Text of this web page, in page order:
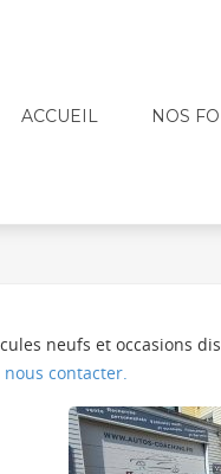
ACCUEIL NOS
neufs et occasions
nous contacter.